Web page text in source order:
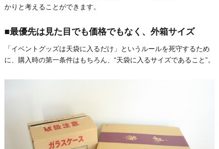
かりと考えることができます。
■最優先は見た目でも価格でもなく、外箱サイズ
「イベントグッズは天袋に入るだけ」というルールを死守するため
に、購入時の第一条件はもちろん、“天袋に入るサイズであること”。